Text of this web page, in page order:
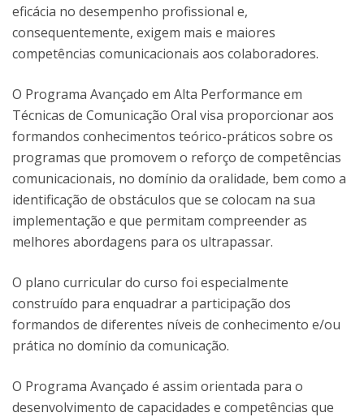
eficácia no desempenho profissional e,
consequentemente, exigem mais e maiores
competências comunicacionais aos colaboradores.
O Programa Avançado em Alta Performance em
Técnicas de Comunicação Oral visa proporcionar aos
formandos conhecimentos teórico-práticos sobre os
programas que promovem o reforço de competências
comunicacionais, no domínio da oralidade, bem como a
identificação de obstáculos que se colocam na sua
implementação e que permitam compreender as
melhores abordagens para os ultrapassar.
O plano curricular do curso foi especialmente
construído para enquadrar a participação dos
formandos de diferentes níveis de conhecimento e/ou
prática no domínio da comunicação.
O Programa Avançado é assim orientada para o
desenvolvimento de capacidades e competências que